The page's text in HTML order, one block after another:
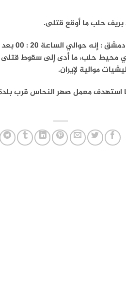
بريف حلب ما أوقع قتلى.
ذكر مصدر
محيط حلب، ما أدى إلى سقوط قتلى
استهدف معمل صهر النحاس قرب